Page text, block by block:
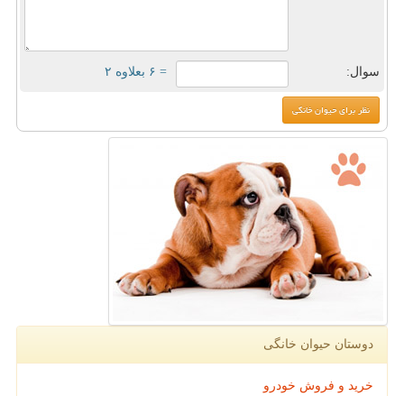
سوال: = ۶ بعلاوه ۲
دوستان حیوان خانگی
خرید و فروش خودرو